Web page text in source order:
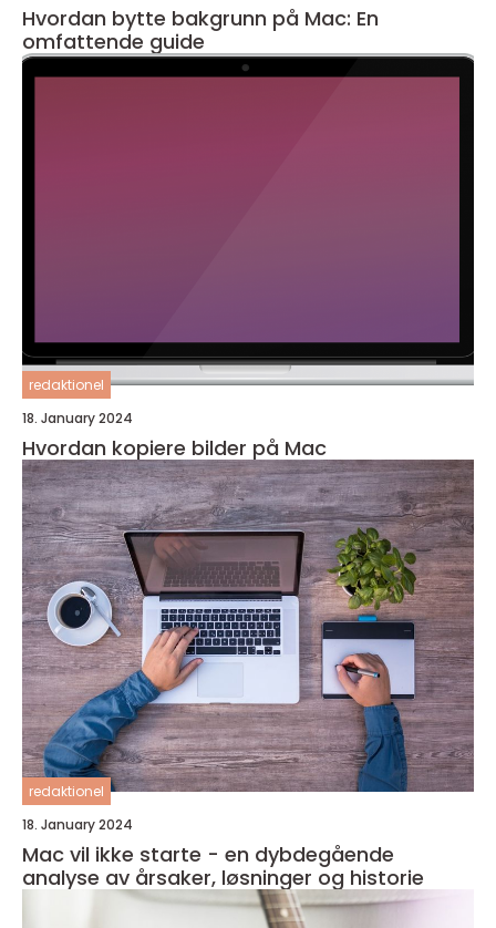
Hvordan bytte bakgrunn på Mac: En
omfattende guide
redaktionel
18. January 2024
Hvordan kopiere bilder på Mac
redaktionel
18. January 2024
Mac vil ikke starte - en dybdegående
analyse av årsaker, løsninger og historie